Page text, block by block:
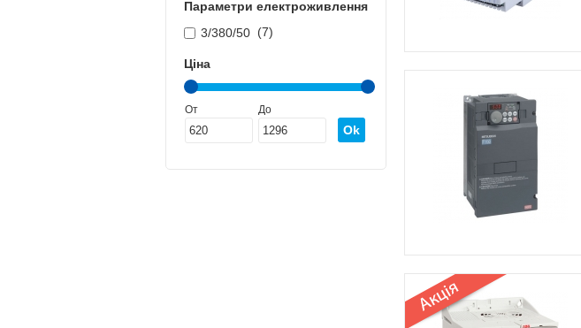
Параметри електроживлення
3/380/50 (7)
Ціна
От До